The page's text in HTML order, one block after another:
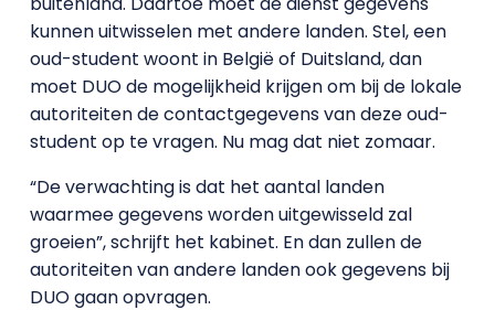
kunnen uitwisselen met andere landen. Stel, een
oud-student woont in België of Duitsland, dan
moet DUO de mogelijkheid krijgen om bij de lokale
autoriteiten de contactgegevens van deze oud-
student op te vragen. Nu mag dat niet zomaar.
“De verwachting is dat het aantal landen
waarmee gegevens worden uitgewisseld zal
groeien”, schrijft het kabinet. En dan zullen de
autoriteiten van andere landen ook gegevens bij
DUO gaan opvragen.